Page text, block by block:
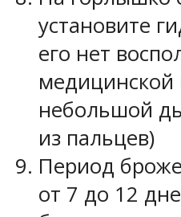
установите
его нет
медицинской
небольшой
из пальцев)
Период
от 7 до 12